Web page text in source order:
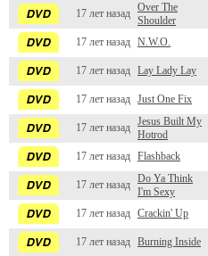
17 лет назад
Over The
Shoulder
17 лет назад
N.W.O.
17 лет назад
Lay Lady Lay
17 лет назад
Just One Fix
17 лет назад
Jesus Built My
Hotrod
17 лет назад
Flashback
17 лет назад
Do Ya Think
I'm Sexy
17 лет назад
Crackin' Up
17 лет назад
Burning Inside